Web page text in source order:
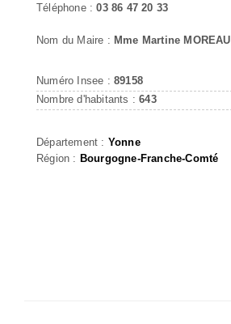
Téléphone :03 86 47 20 33
Nom du Maire : Mme Martine MOREAU
Numéro Insee : 89158
Nombre d'habitants :643
Département : Yonne
Région : Bourgogne-Franche-Comté